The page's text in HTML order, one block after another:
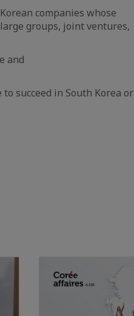
companies whose
groups, joint ventures,
and
succeed in South Korea or